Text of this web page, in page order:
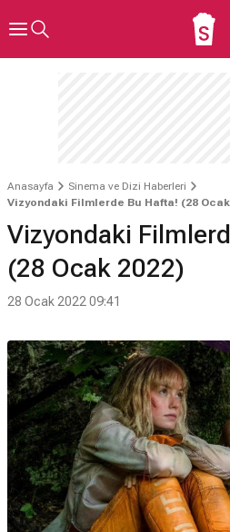
Anasayfa
Sinema ve Dizi Haberleri
Vizyondaki Filmlerde Bu Hafta! (28 Ocak
Vizyondaki
(28 Ocak 2022)
28 Ocak 2022 09:41